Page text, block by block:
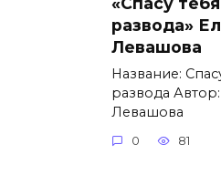
развода»
Левашова
Название:
развода
Левашова
0 81